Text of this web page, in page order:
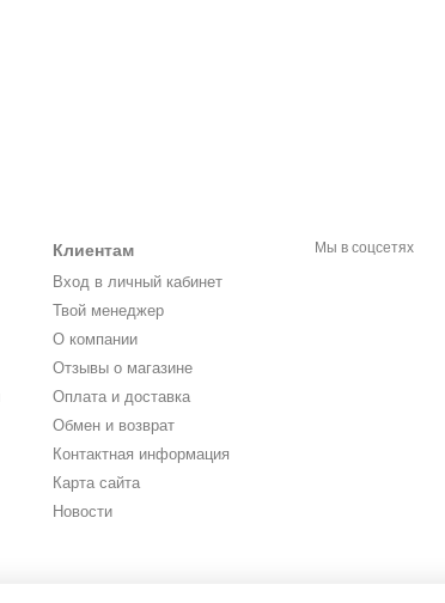
Клиентам
Вход в личный кабинет
Твой менеджер
О компании
Отзывы о магазине
Оплата и доставка
Обмен и возврат
Контактная информация
Карта сайта
Новости
Мы в соцсетях